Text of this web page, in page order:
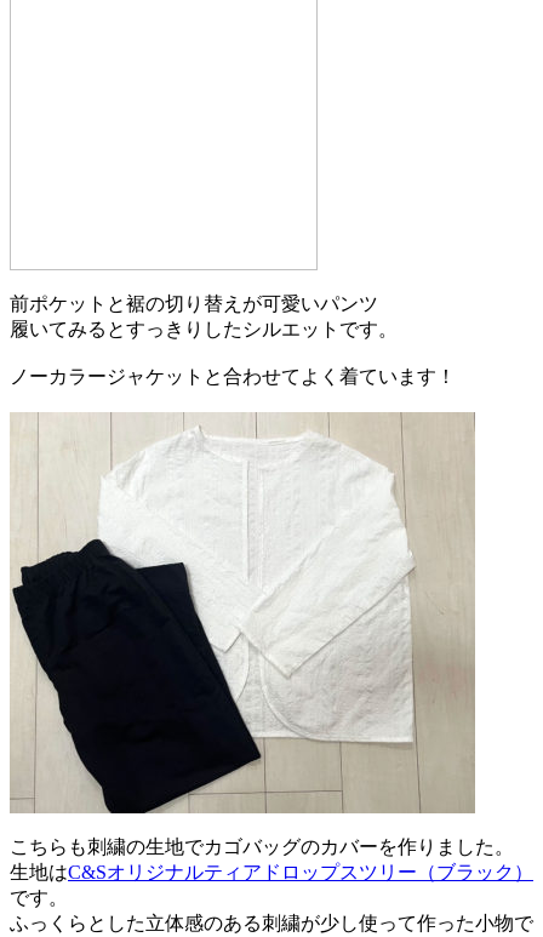
前ポケットと裾の切り替えが可愛いパンツ
履いてみるとすっきりしたシルエットです。
ノーカラージャケットと合わせてよく着ています！
こちらも刺繍の生地でカゴバッグのカバーを作りました。
生地はC&Sオリジナルティアドロップスツリー（ブラック）
です。
ふっくらとした立体感のある刺繍が少し使って作った小物で